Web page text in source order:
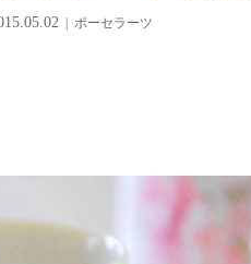
ポーセラーツ